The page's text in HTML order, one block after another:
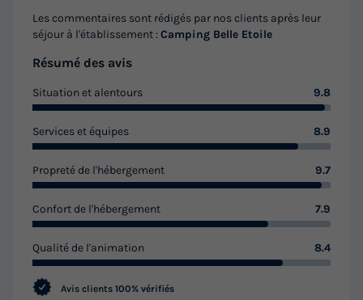
Les commentaires sont rédigés par nos clients après leur
séjour à l'établissement :Camping Belle Etoile
Résumé des avis
Situation et alentours 9.8
Services et équipes 8.9
Propreté de l'hébergement 9.7
Confort de l'hébergement 7.9
Qualité de l'animation 8.4
Avis clients 100% vérifiés